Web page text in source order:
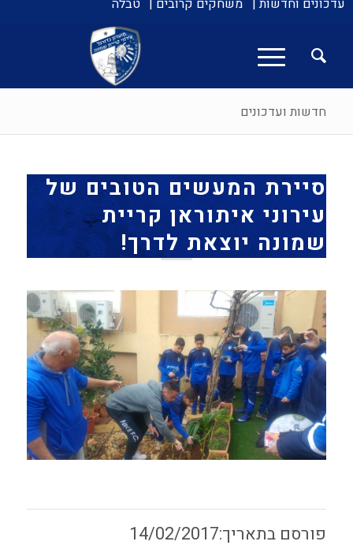
עדכונים וחדשות | משחקים קרובים | טבלה
חדשות ועדכונים
סיירת המעשים הטובים של
עירוני איתוראן קריית
שמונה יוצאת לדרך!
14/02/2017